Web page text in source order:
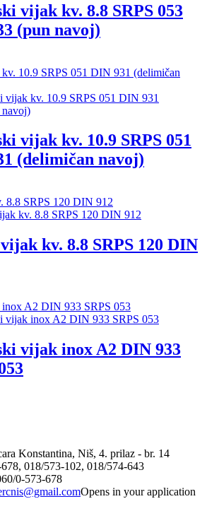
vijak kv. 8.8 SRPS 053
(pun navoj)
vijak kv. 10.9 SRPS 051
(delimičan navoj)
kv. 8.8 SRPS 120 DIN
vijak inox A2 DIN 933
Konstantina, Niš, 4. prilaz - br. 14
018/573-102, 018/574-643
0-573-678
Opens in your application